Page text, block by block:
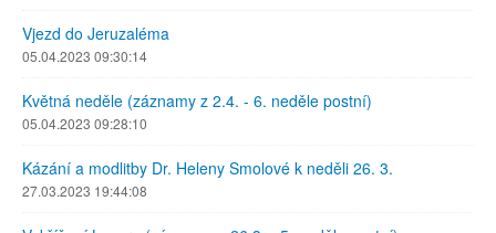
Vjezd do Jeruzaléma
05.04.2023 09:30:14
Květná neděle (záznamy z 2.4. - 6. neděle postní)
05.04.2023 09:28:10
Kázání a modlitby Dr. Heleny Smolové k neděli 26. 3.
27.03.2023 19:44:08